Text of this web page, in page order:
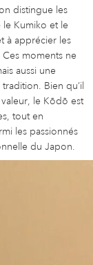
distingue les
Kumiko et le
à apprécier les
moments ne
aussi une
Bien qu’il
le Kōdō est
tout en
les passionnés
du Japon.